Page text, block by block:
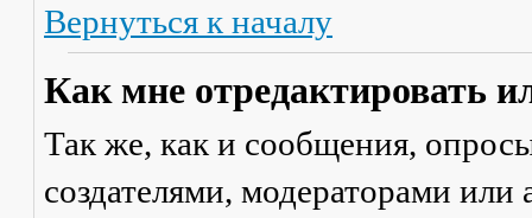
Вернуться к началу
Как мне отредактировать
Так же, как и сообщения,
создателями, модераторами